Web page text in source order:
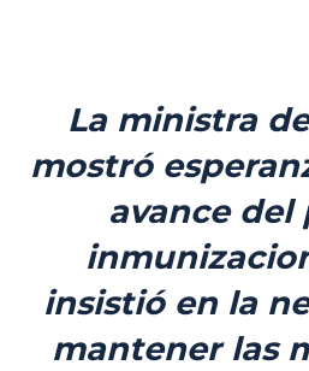
La ministra
mostró
avance del
insistió en la
mantener las